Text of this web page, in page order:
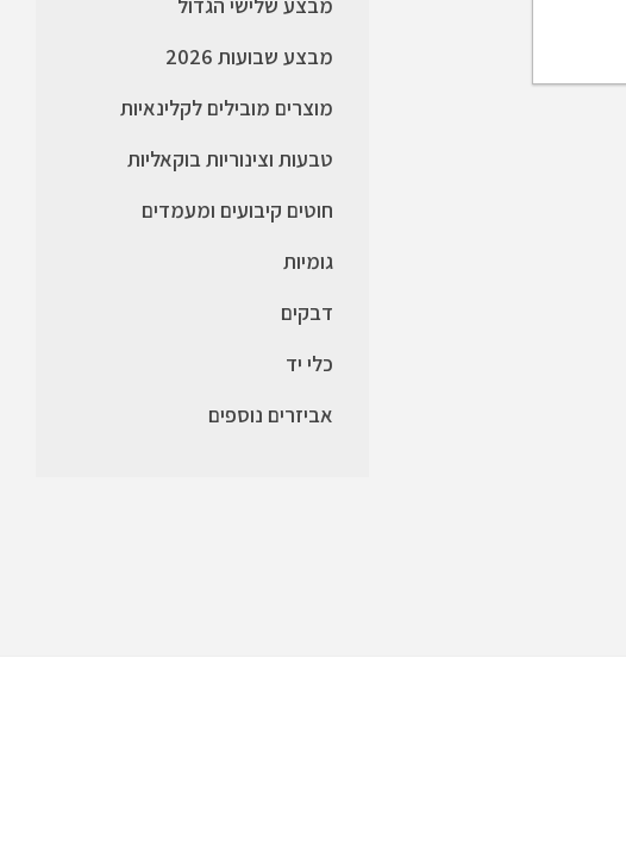
מבצע שלישי הגדול
מבצע שבועות 2026
מוצרים מובילים לקלינאיות
טבעות וצינוריות בוקאליות
חוטים קיבועים ומעמדים
גומיות
דבקים
כלי יד
אביזרים נוספים